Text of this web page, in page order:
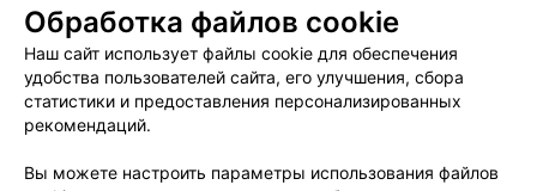
Пользовательское соглашение
Способы оплаты
Вакансии
Партнеры
Написать руководителю 103.by
Персональные настройки cookie
Обработка файлов cookie
Наш сайт использует файлы cookie для обеспечения
удобства пользователей сайта, его улучшения, сбора
статистики и предоставления персонализированных
рекомендаций.
Вы можете настроить параметры использования файлов